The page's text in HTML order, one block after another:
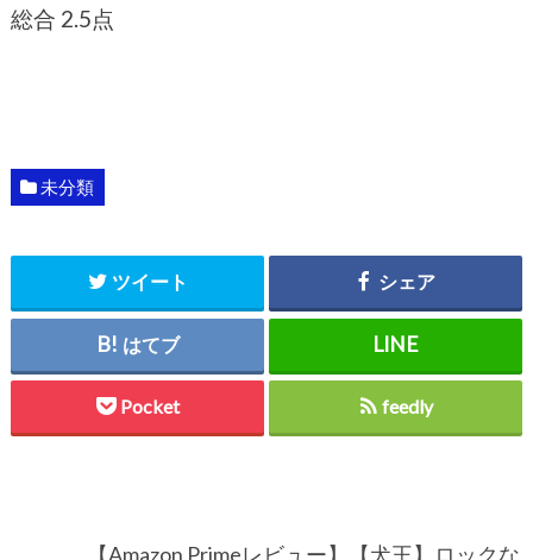
総合 2.5点
未分類
ツイート シェア
はてブ
Pocket feedly
【Amazon Primeレビュー】【犬王】ロックな